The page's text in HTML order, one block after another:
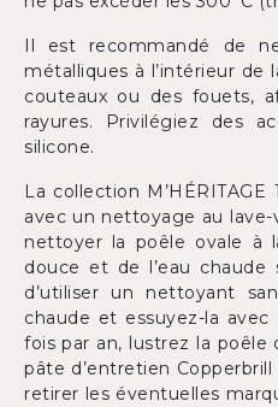
Il est recommandé de
métalliques à l’intérieur de
couteaux ou des fouets,
rayures. Privilégiez des
silicone.
La collection
avec un nettoyage au
nettoyer la poêle ovale à
douce et de l’eau chaude
d’utiliser un nettoyant
chaude et essuyez-la
fois par an, lustrez la poêle
pâte d’entretien
retirer les éventuelles